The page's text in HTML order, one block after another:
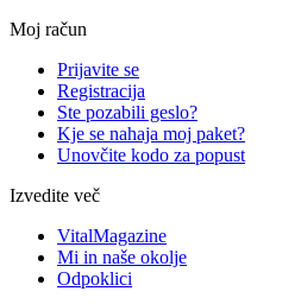
Moj račun
Prijavite se
Registracija
Ste pozabili geslo?
Kje se nahaja moj paket?
Unovčite kodo za popust
Izvedite več
VitalMagazine
Mi in naše okolje
Odpoklici